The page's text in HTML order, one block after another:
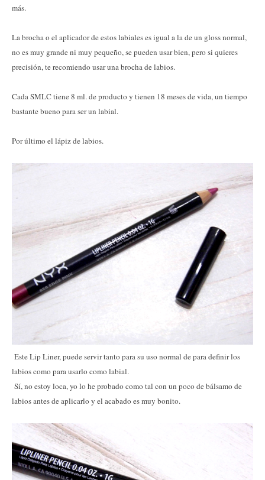
más.
La brocha o el aplicador de estos labiales es igual a la de un gloss normal,
no es muy grande ni muy pequeño, se pueden usar bien, pero si quieres
precisión, te recomiendo usar una brocha de labios.
Cada SMLC tiene 8 ml. de producto y tienen 18 meses de vida, un tiempo
bastante bueno para ser un labial.
Por último el lápiz de labios.
Este Lip Liner, puede servir tanto para su uso normal de para definir los
labios como para usarlo como labial.
Sí, no estoy loca, yo lo he probado como tal con un poco de bálsamo de
labios antes de aplicarlo y el acabado es muy bonito.